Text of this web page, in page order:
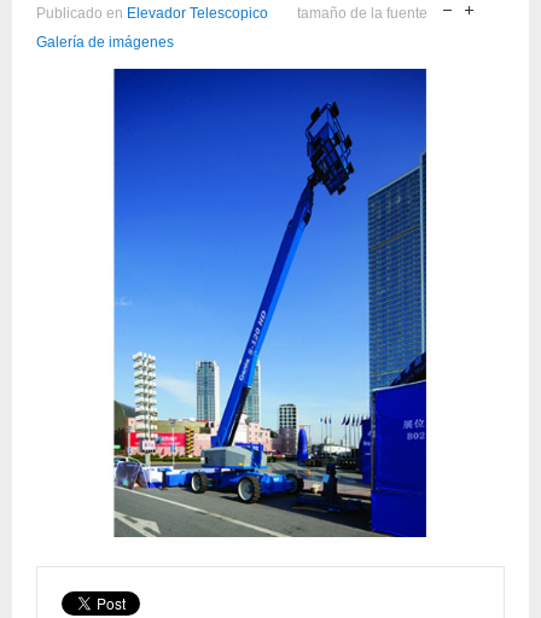
Publicado en Elevador Telescopico
tamaño de la fuente
Galería de imágenes